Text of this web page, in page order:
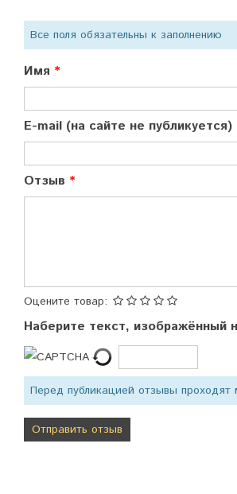
Все поля обязательны к заполнению
Имя
E-mail (на сайте не публикуется)
Отзыв
Оцените товар:
Наберите текст, изображённый
Перед публикацией отзывы